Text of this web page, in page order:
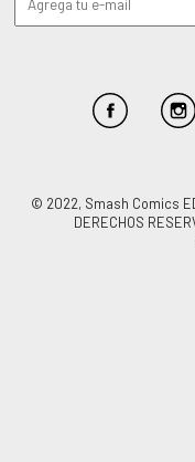
© 2022, Smash Comics
DERECHOS